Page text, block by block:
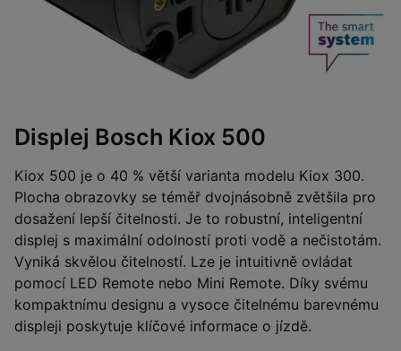
Displej Bosch Kiox 500
Kiox 500 je o 40 % větší varianta modelu Kiox 300.
Plocha obrazovky se téměř dvojnásobně zvětšila pro
dosažení lepší čitelnosti. Je to robustní, inteligentní
displej s maximální odolností proti vodě a nečistotám.
Vyniká skvělou čitelností. Lze je intuitivně ovládat
pomocí LED Remote nebo Mini Remote. Díky svému
kompaktnímu designu a vysoce čitelnému barevnému
displeji poskytuje klíčové informace o jízdě.